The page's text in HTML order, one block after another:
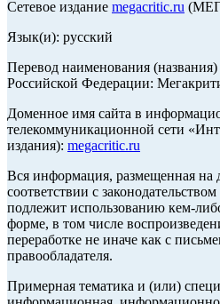
Сетевое издание megacritic.ru
Язык(и): русский
Перевод наименования
Российской Федерации:
Доменное имя сайта в
телекоммуникационной сети
издания): megacritic.ru
Вся информация, размещенная на
соответствии с
подлежит использованию кем-
форме, в том числе
переработке не иначе как с
правообладателя.
Примерная тематика и (или)